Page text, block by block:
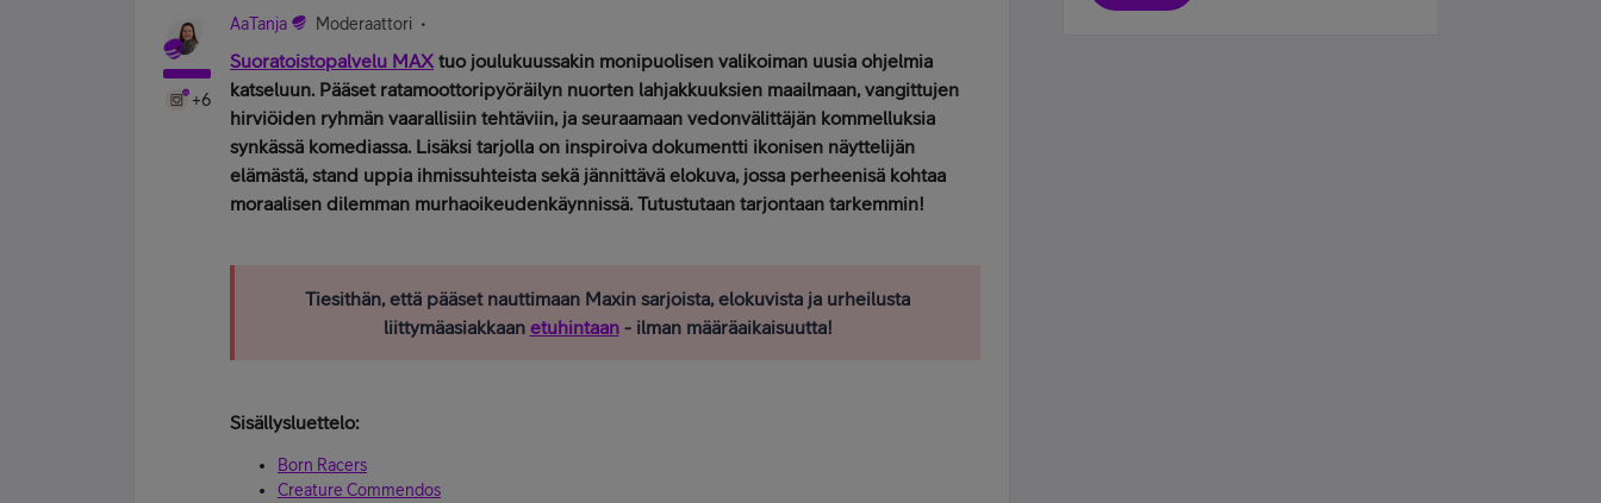
+6
AaTanja Moderaattori
Suoratoistopalvelu MAX tuo joulukuussakin monipuolisen valikoiman uusia ohjelmia
katseluun. Pääset ratamoottoripyöräilyn nuorten lahjakkuuksien maailmaan, vangittujen
hirviöiden ryhmän vaarallisiin tehtäviin, ja seuraamaan vedonvälittäjän kommelluksia
synkässä komediassa. Lisäksi tarjolla on inspiroiva dokumentti ikonisen näyttelijän
elämästä, stand uppia ihmissuhteista sekä jännittävä elokuva, jossa perheenisä kohtaa
moraalisen dilemman murhaoikeudenkäynnissä. Tutustutaan tarjontaan tarkemmin!
Tiesithän, että pääset nauttimaan Maxin sarjoista, elokuvista ja urheilusta
liittymäasiakkaan etuhintaan- ilman määräaikaisuutta!
Sisällysluettelo:
Born Racers
Creature Commendos